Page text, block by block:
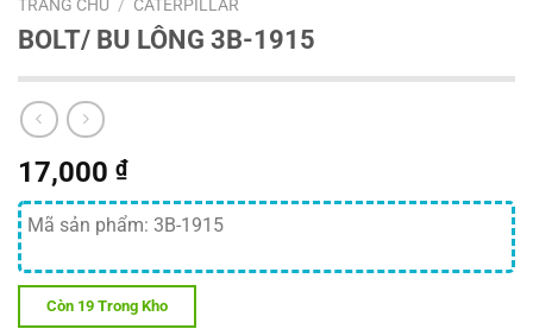
TRANG CHỦ / CATERPILLAR
BOLT/ BU LÔNG 3B-1915
17,000 ₫
Mã sản phẩm: 3B-1915
Còn 19 Trong Kho